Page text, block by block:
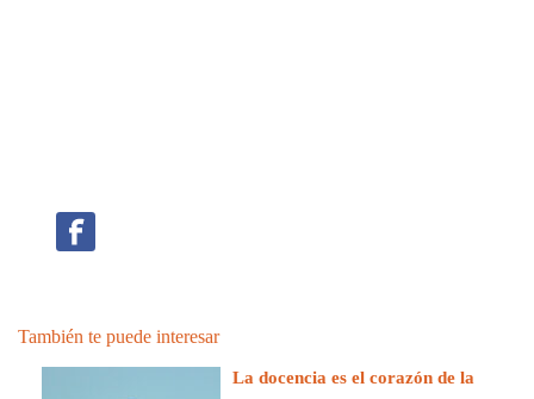
También te puede interesar
La docencia es el corazón de la